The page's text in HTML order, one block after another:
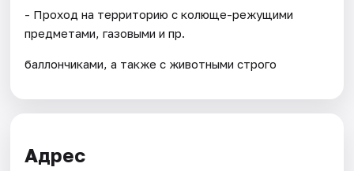
- Проход на территорию с колюще-режущими
предметами, газовыми и пр.
баллончиками, а также с животными строго
Адрес